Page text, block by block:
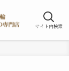
サイト内検索